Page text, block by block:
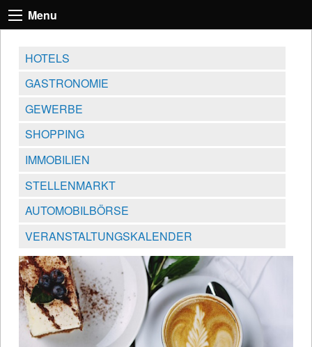
Menu
HOTELS
GASTRONOMIE
GEWERBE
SHOPPING
IMMOBILIEN
STELLENMARKT
AUTOMOBILBÖRSE
VERANSTALTUNGSKALENDER